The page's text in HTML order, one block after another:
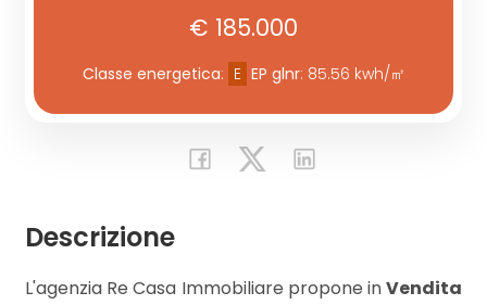
€ 185.000
Classe energetica: E EP glnr: 85.56 kwh/㎡
Descrizione
L'agenzia Re Casa Immobiliare propone inVendita
Industriali